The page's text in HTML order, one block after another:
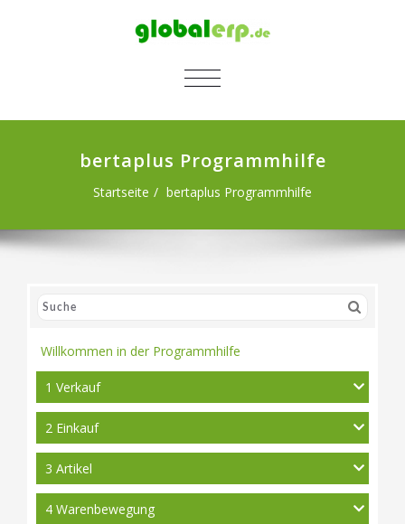
SCHALTE NAVIGATION
bertaplus Programmhilfe
Startseite bertaplus Programmhilfe
Willkommen in der Programmhilfe
1 Verkauf
2 Einkauf
3 Artikel
4 Warenbewegung